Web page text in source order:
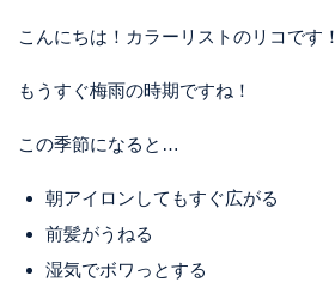
こんにちは！カラーリストのリコです！
もうすぐ梅雨の時期ですね！
この季節になると…
朝アイロンしてもすぐ広がる
前髪がうねる
湿気でボワっとする